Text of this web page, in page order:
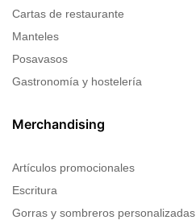
Cartas de restaurante
Manteles
Posavasos
Gastronomía y hostelería
Merchandising
Artículos promocionales
Escritura
Gorras y sombreros personalizadas